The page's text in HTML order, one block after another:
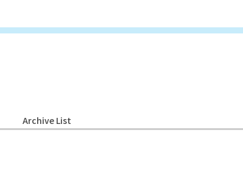
Archive List